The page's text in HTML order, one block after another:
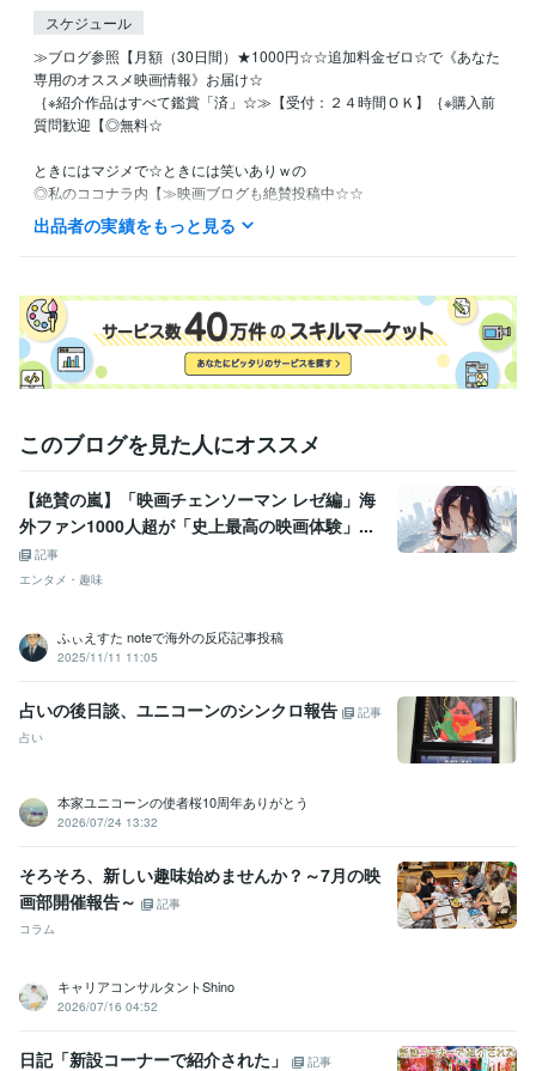
スケジュール
≫ブログ参照【月額（30日間）★1000円☆☆追加料金ゼロ☆で《あなた
専用のオススメ映画情報》お届け☆
｛※紹介作品はすべて鑑賞「済」☆≫【受付：２４時間ＯＫ】｛※購入前
質問歓迎【◎無料☆
ときにはマジメで☆ときには笑いありｗの
◎私のココナラ内【≫映画ブログも絶賛投稿中☆☆
｛◆無料ブログ《166》記事＋◆有料ブログ《7》記事の
（《参考》◎☆100☆記事目達成日時【☆☆2024年5月7日12時54分☆
☆】）
【正式出品購入】に向けた検討材料にお使いください☆☆
以上☆
【≫来る者拒まず去る者追わず≪】で、
フォロワー多くするよりも【≫量より《☆質》派≪】で、
間継続☆】
（＝※この時点では３０日カウントはされないのでご安心を☆☆
映画 おうち時間 ステイホーム
お気に入り
フォロー おすすめ
出品者の実績をもっと見る
このブログを見た人にオススメ
【絶賛の嵐】「映画チェンソーマン レゼ編」海
外ファン1000人超が「史上最高の映画体験」...
記事
エンタメ・趣味
ふぃえすた noteで海外の反応記事投稿
2025/11/11 11:05
占いの後日談、ユニコーンのシンクロ報告
記事
占い
本家ユニコーンの使者桜10周年ありがとう
2026/07/24 13:32
そろそろ、新しい趣味始めませんか？～7月の映
画部開催報告～
記事
コラム
キャリアコンサルタントShino
2026/07/16 04:52
日記「新設コーナーで紹介された」
記事